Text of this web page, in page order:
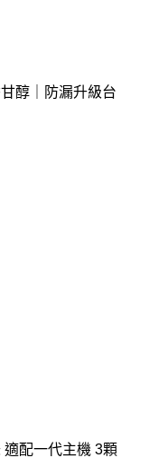
醇｜防漏升級台
適配一代主機 3顆